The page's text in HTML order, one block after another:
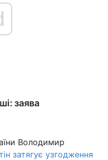
заява
Володимир
затягує узгодження